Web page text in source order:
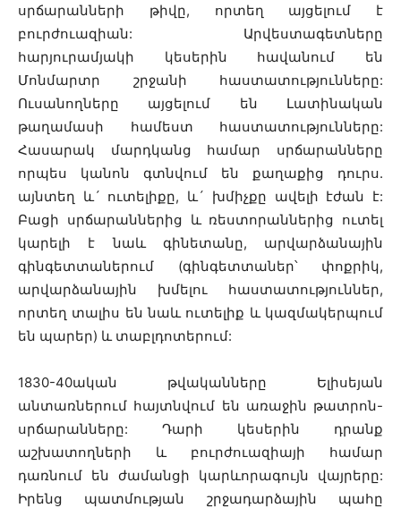
սրճարանների թիվը, որտեղ այցելում է
բուրժուազիան: Արվեստագետները
հարյուրամյակի կեսերին հավանում են
Մոնմարտր շրջանի հաստատությունները:
Ուսանողները այցելում են Լատինական
թաղամասի համեստ հաստատությունները:
Հասարակ մարդկանց համար սրճարանները
որպես կանոն գտնվում են քաղաքից դուրս.
այնտեղ և´ ուտելիքը, և´ խմիչքը ավելի էժան է:
Բացի սրճարաններից և ռեստորաններից ուտել
կարելի է նաև գինետանը, արվարձանային
գինգետտաներում (գինգետտաներ՝ փոքրիկ,
արվարձանային խմելու հաստատություններ,
որտեղ տալիս են նաև ուտելիք և կազմակերպում
են պարեր) և տաբլդոտերում:
1830-40ական թվականները Ելիսեյան
անտառներում հայտնվում են առաջին թատրոն-
սրճարանները: Դարի կեսերին դրանք
աշխատողների և բուրժուազիայի համար
դառնում են ժամանցի կարևորագույն վայրերը:
Իրենց պատմության շրջադարձային պահը